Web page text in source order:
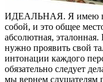
ИДЕАЛЬНАЯ. Я имею в
собой, и это общее
абсолютная,
нужно проявить свой
интонации каждого
обязательно следует
мы вернем слушателям